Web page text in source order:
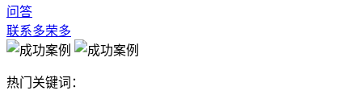
问答
联系多荣多
热门关键词：